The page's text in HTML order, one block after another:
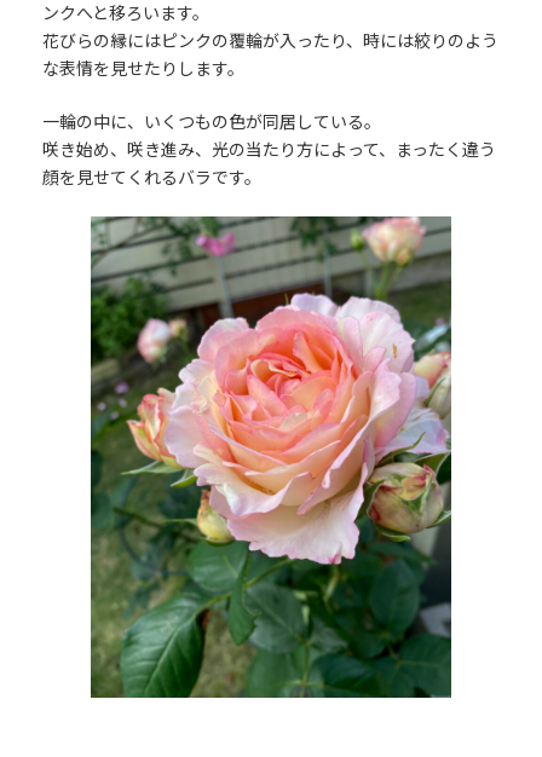
ンクへと移ろいます。
花びらの縁にはピンクの覆輪が入ったり、時には絞りのよう
な表情を見せたりします。
一輪の中に、いくつもの色が同居している。
咲き始め、咲き進み、光の当たり方によって、まったく違う
顔を見せてくれるバラです。